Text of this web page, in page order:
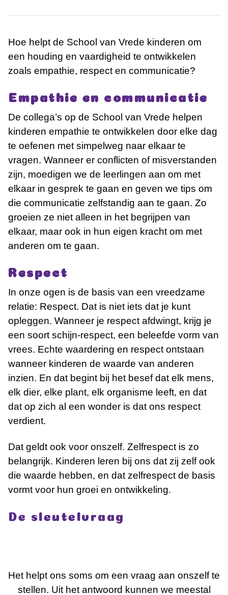
Hoe helpt de School van Vrede kinderen om
een houding en vaardigheid te ontwikkelen
zoals empathie, respect en communicatie?
Empathie en communicatie
De collega’s op de School van Vrede helpen
kinderen empathie te ontwikkelen door elke dag
te oefenen met simpelweg naar elkaar te
vragen. Wanneer er conflicten of misverstanden
zijn, moedigen we de leerlingen aan om met
elkaar in gesprek te gaan en geven we tips om
die communicatie zelfstandig aan te gaan. Zo
groeien ze niet alleen in het begrijpen van
elkaar, maar ook in hun eigen kracht om met
anderen om te gaan.
Respect
In onze ogen is de basis van een vreedzame
relatie: Respect. Dat is niet iets dat je kunt
opleggen. Wanneer je respect afdwingt, krijg je
een soort schijn-respect, een beleefde vorm van
vrees. Echte waardering en respect ontstaan
wanneer kinderen de waarde van anderen
inzien. En dat begint bij het besef dat elk mens,
elk dier, elke plant, elk organisme leeft, en dat
dat op zich al een wonder is dat ons respect
verdient.
Dat geldt ook voor onszelf. Zelfrespect is zo
belangrijk. Kinderen leren bij ons dat zij zelf ook
die waarde hebben, en dat zelfrespect de basis
vormt voor hun groei en ontwikkeling.
De sleutelvraag
Het helpt ons soms om een vraag aan onszelf te
stellen. Uit het antwoord kunnen we meestal